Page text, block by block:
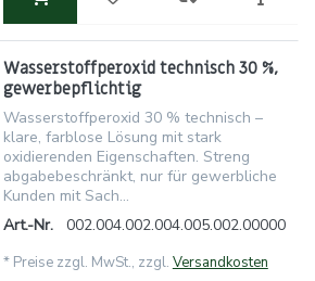
Wasserstoffperoxid technisch 30 %,
gewerbepflichtig
Wasserstoffperoxid 30 % technisch –
klare, farblose Lösung mit stark
oxidierenden Eigenschaften. Streng
abgabebeschränkt, nur für gewerbliche
Kunden mit Sach...
Art.-Nr.
002.004.002.004.005.002.00000
* Preise zzgl. MwSt., zzgl. Versandkosten